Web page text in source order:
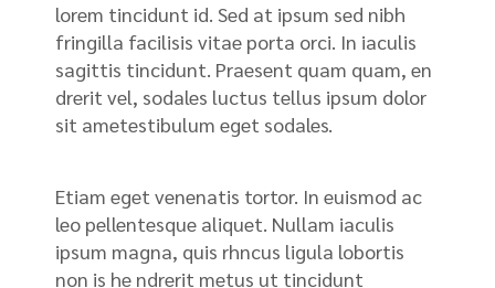
lorem tincidunt id. Sed at ipsum sed nibh
fringilla facilisis vitae porta orci. In iaculis
sagittis tincidunt. Praesent quam quam, en
drerit vel, sodales luctus tellus ipsum dolor
sit ametestibulum eget sodales.
Etiam eget venenatis tortor. In euismod ac
leo pellentesque aliquet. Nullam iaculis
ipsum magna, quis rhncus ligula lobortis
non is he ndrerit metus ut tincidunt